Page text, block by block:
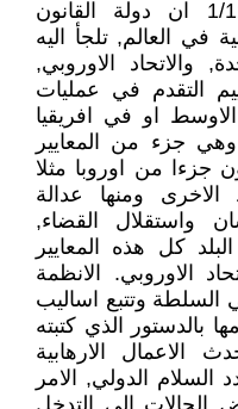
المدى العراقية بتاريخ 1/11/2005 ان دولة القانون
في العالم, تلجأ اليه
والاتحاد الاوروبي,
التقدم في عمليات
او في افريقيا
جزء من المعايير
جزءا من اوروبا مثلا
الاخرى ومنها عدالة
واستقلال القضاء,
كل هذه المعايير
الاوروبي. الانظمة
السلطة وتتبع اساليب
بالدستور الذي كتبته
الاعمال الارهابية
السلام الدولي, الامر